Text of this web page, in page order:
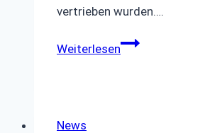
vertrieben wurden….
WeiterlesenExkursion
News